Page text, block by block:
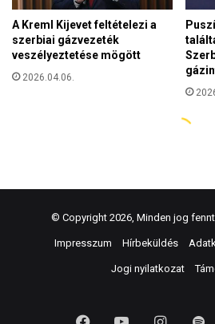
© Copyright 2026, Minden jog
Impresszum Hírbeküldés
Jogi nyilatkozat